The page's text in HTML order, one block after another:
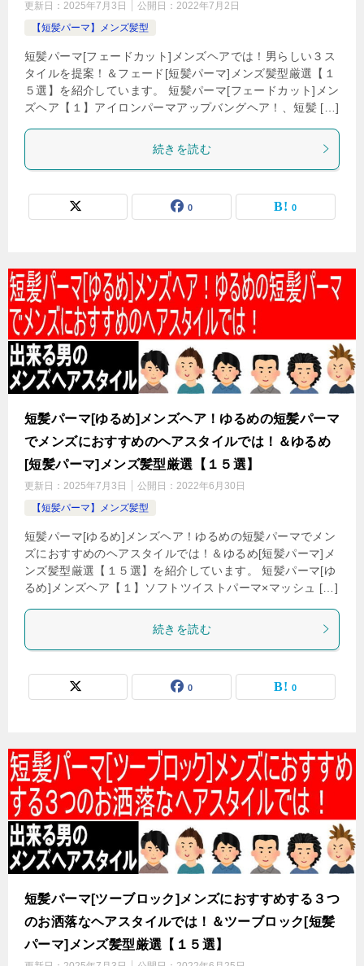
更新日： 2025年7月3日 公開日： 2022年7月2日
【短髪パーマ】メンズ髪型
短髪パーマ[フェードカット]メンズヘアでは！男らしい３ス
タイルを提案！＆フェード[短髪パーマ]メンズ髪型厳選【１
５選】を紹介しています。 短髪パーマ[フェードカット]メン
ズヘア【１】アイロンパーマアップバングヘア！、短髪 […]
続きを読む
0 0
短髪パーマ[ゆるめ]メンズヘア！ゆるめの短髪パーマ
でメンズにおすすめのヘアスタイルでは！＆ゆるめ
[短髪パーマ]メンズ髪型厳選【１５選】
更新日： 2025年7月3日 公開日： 2022年6月30日
【短髪パーマ】メンズ髪型
短髪パーマ[ゆるめ]メンズヘア！ゆるめの短髪パーマでメン
ズにおすすめのヘアスタイルでは！＆ゆるめ[短髪パーマ]メ
ンズ髪型厳選【１５選】を紹介しています。 短髪パーマ[ゆ
るめ]メンズヘア【１】ソフトツイストパーマ×マッシュ […]
続きを読む
0 0
短髪パーマ[ツーブロック]メンズにおすすめする３つ
のお洒落なヘアスタイルでは！＆ツーブロック[短髪
パーマ]メンズ髪型厳選【１５選】